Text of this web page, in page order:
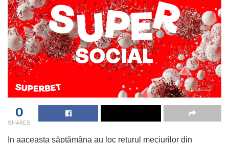
0
SHARES
In aaceasta săptămâna au loc returul meciurilor din